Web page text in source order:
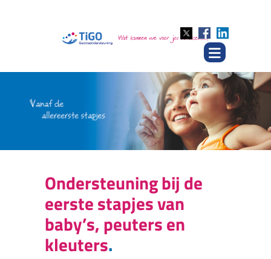
Ondersteuning bij de
eerste stapjes van
baby’s, peuters en
kleuters